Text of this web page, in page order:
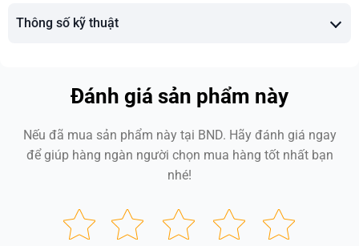
Thông số kỹ thuật
Đánh giá sản phẩm này
Nếu đã mua sản phẩm này tại BND. Hãy đánh giá ngay
để giúp hàng ngàn người chọn mua hàng tốt nhất bạn
nhé!